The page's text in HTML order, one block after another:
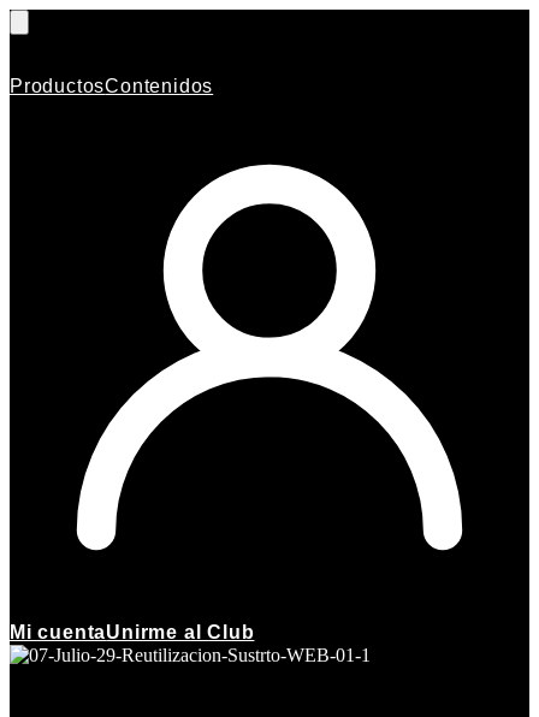
ProductosContenidos
Mi cuentaUnirme al Club